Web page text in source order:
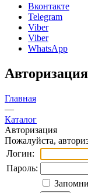
Вконтакте
Telegram
Viber
Viber
WhatsApp
Авторизация
Главная
—
Каталог
Авторизация
Пожалуйста,
Логин:
Пароль: